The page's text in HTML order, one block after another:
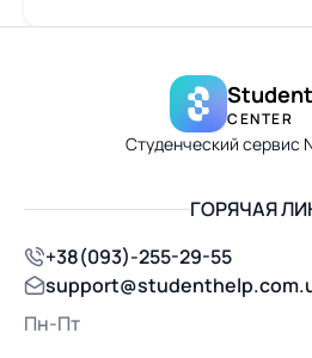
CENTER
Студенческий сервис
ГОРЯЧАЯ
+38(093)-255-29-55
Пн-Пт